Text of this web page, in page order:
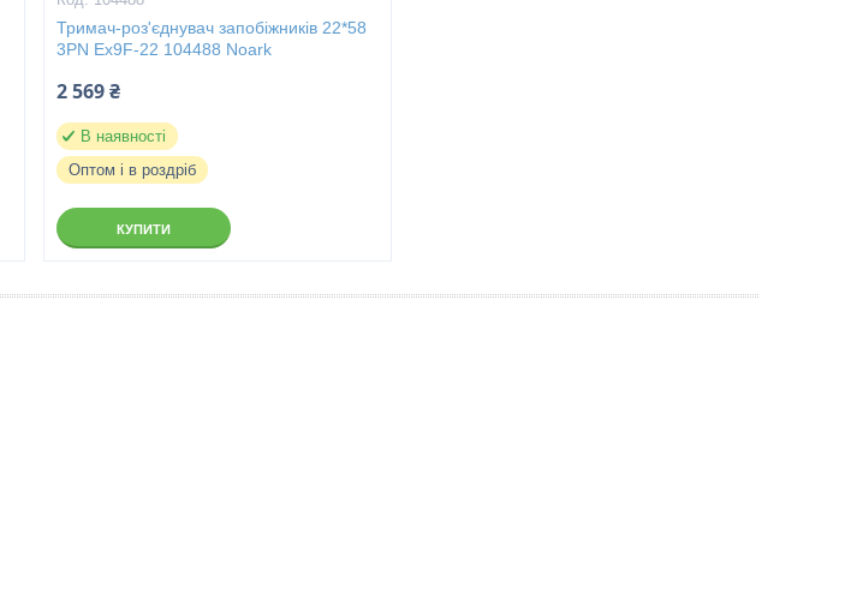
Тримач-роз'єднувач запобіжників 22*58
3PN Ex9F-22 104488 Noark
2 569 ₴
В наявності
Оптом і в роздріб
КУПИТИ